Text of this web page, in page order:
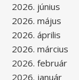
2026. június
2026. május
2026. április
2026. március
2026. február
2026. január